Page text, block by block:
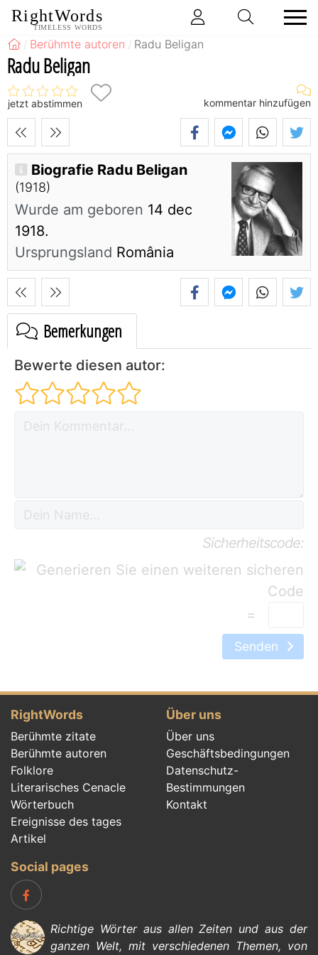
RightWords
TIMELESS WORDS
Berühmte autoren Radu Beligan
Radu Beligan
jetzt abstimmen kommentar hinzufügen
Biografie Radu Beligan
(1918)
Wurde am geboren 14 dec
1918.
Ursprungsland România
Bemerkungen
Bewerte diesen autor:
Sicherheitscode:
=
Senden
RightWords
Berühmte zitate
Berühmte autoren
Folklore
Literarisches Cenacle
Wörterbuch
Ereignisse des tages
Artikel
Über uns
Über uns
Geschäftsbedingungen
Datenschutz-
Bestimmungen
Kontakt
Social pages
Richtige Wörter aus allen Zeiten und aus der
ganzen Welt, mit verschiedenen Themen, von